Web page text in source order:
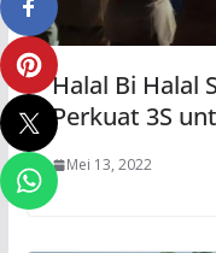
Halal Bi Halal
Perkuat 3S
Mei 13, 2022